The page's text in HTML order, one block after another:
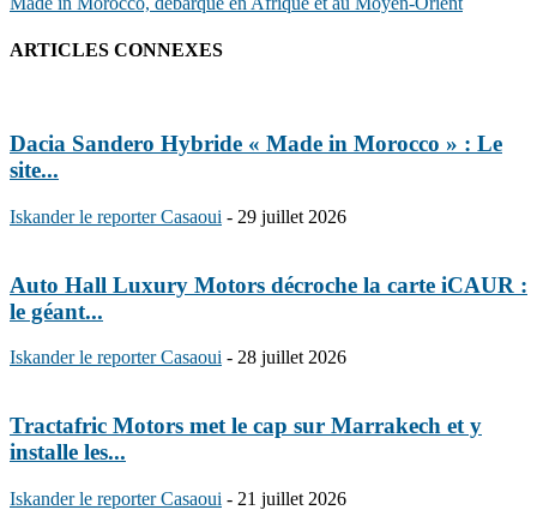
ARTICLES CONNEXES
Dacia Sandero Hybride « Made in Morocco » : Le
site...
Iskander le reporter Casaoui - 29 juillet 2026
Auto Hall Luxury Motors décroche la carte iCAUR :
le géant...
Iskander le reporter Casaoui - 28 juillet 2026
Tractafric Motors met le cap sur Marrakech et y
installe les...
Iskander le reporter Casaoui - 21 juillet 2026